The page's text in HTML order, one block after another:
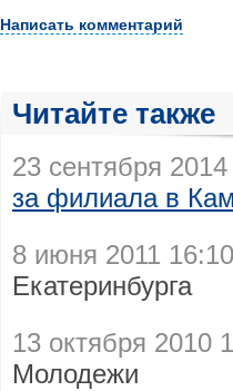
Написать комментарий
Читайте также
23 сентября
за филиала в
8 июня 2011 16:10
Екатеринбурга
13 октября 2010
Молодежи